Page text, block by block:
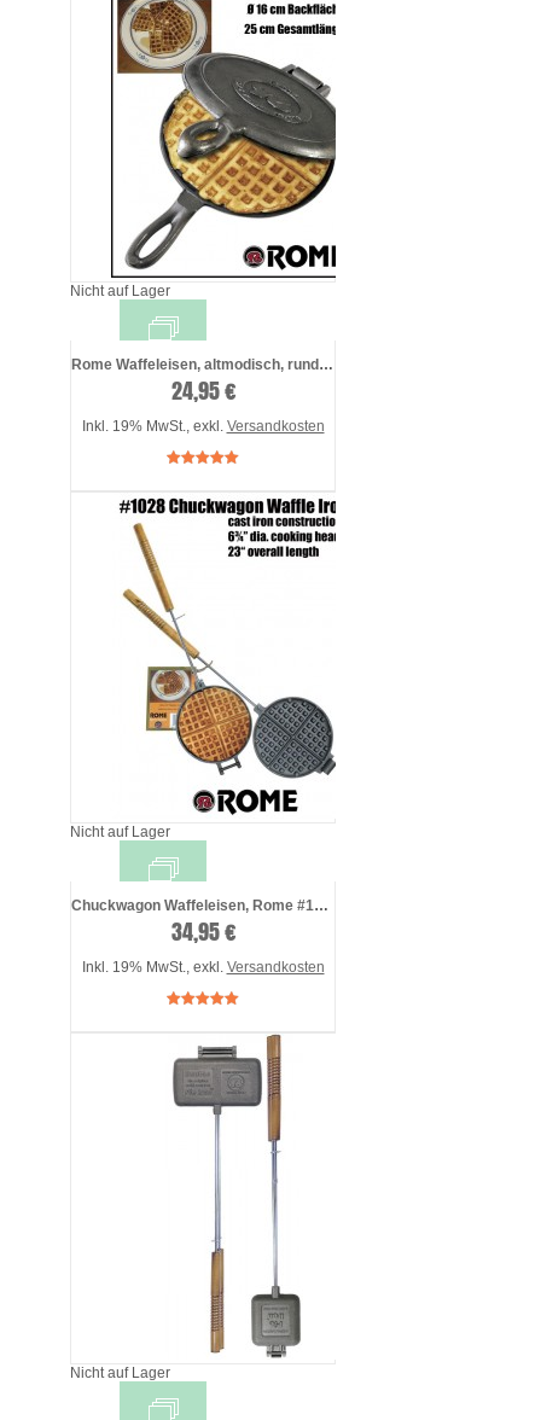
Nicht auf Lager
Rome Waffeleisen, altmodisch, rund #1100
24,95 €
Inkl. 19% MwSt. exkl. Versandkosten
Nicht auf Lager
Chuckwagon Waffeleisen, Rome #1028
34,95 €
Inkl. 19% MwSt. exkl. Versandkosten
Nicht auf Lager